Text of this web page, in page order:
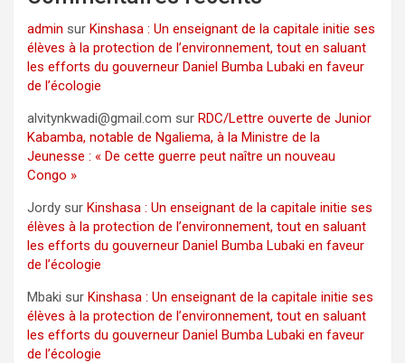
admin sur Kinshasa : Un enseignant de la capitale initie ses
élèves à la protection de l’environnement, tout en saluant
les efforts du gouverneur Daniel Bumba Lubaki en faveur
de l’écologie
alvitynkwadi@gmail.com sur RDC/Lettre ouverte de Junior
Kabamba, notable de Ngaliema, à la Ministre de la
Jeunesse : « De cette guerre peut naître un nouveau
Congo »
Jordy sur Kinshasa : Un enseignant de la capitale initie ses
élèves à la protection de l’environnement, tout en saluant
les efforts du gouverneur Daniel Bumba Lubaki en faveur
de l’écologie
Mbaki sur Kinshasa : Un enseignant de la capitale initie ses
élèves à la protection de l’environnement, tout en saluant
les efforts du gouverneur Daniel Bumba Lubaki en faveur
de l’écologie